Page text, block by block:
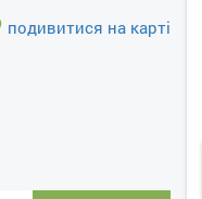
подивитися на карті